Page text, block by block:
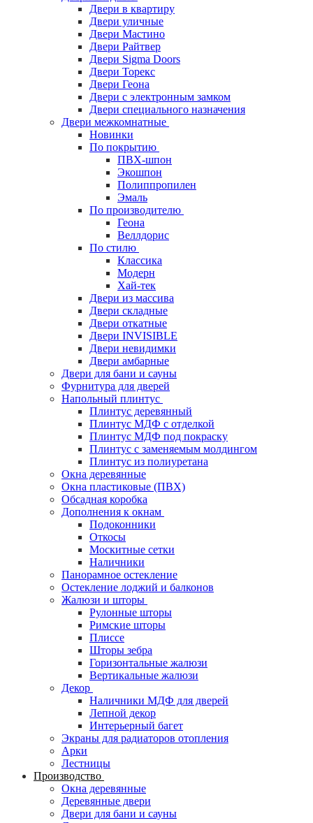
Двери в квартиру
Двери уличные
Двери Мастино
Двери Райтвер
Двери Sigma Doors
Двери Торекс
Двери Геона
Двери с электронным замком
Двери специального назначения
Двери межкомнатные
Новинки
По покрытию
ПВХ-шпон
Экошпон
Полиппропилен
Эмаль
По производителю
Геона
Веллдорис
По стилю
Классика
Модерн
Хай-тек
Двери из массива
Двери складные
Двери откатные
Двери INVISIBLE
Двери невидимки
Двери амбарные
Двери для бани и сауны
Фурнитура для дверей
Напольный плинтус
Плинтус деревянный
Плинтус МДФ с отделкой
Плинтус МДФ под покраску
Плинтус с заменяемым молдингом
Плинтус из полиуретана
Окна деревянные
Окна пластиковые (ПВХ)
Обсадная коробка
Дополнения к окнам
Подоконники
Откосы
Москитные сетки
Наличники
Панорамное остекление
Остекление лоджий и балконов
Жалюзи и шторы
Рулонные шторы
Римские шторы
Плиссе
Шторы зебра
Горизонтальные жалюзи
Вертикальные жалюзи
Декор
Наличники МДФ для дверей
Лепной декор
Интерьерный багет
Экраны для радиаторов отопления
Арки
Лестницы
Производство
Окна деревянные
Деревянные двери
Двери для бани и сауны